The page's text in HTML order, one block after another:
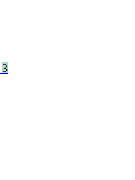
3